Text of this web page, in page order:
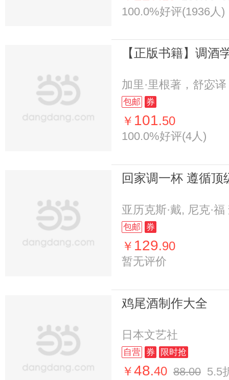
100.0%好评(1936人)
加里·里根著，舒宓译
包邮 券
￥ 101.50
100.0%好评(4人)
亚历克斯·戴, 尼克·
包邮 券
￥ 129.90
暂无评价
鸡尾酒制作大全
日本文艺社
自营 券 限时抢
￥48.40 88.00 5.5